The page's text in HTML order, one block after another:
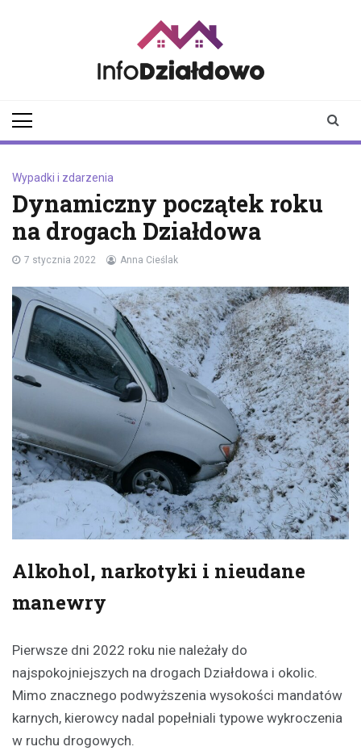
Wypadki i zdarzenia
Dynamiczny początek roku
na drogach Działdowa
7 stycznia 2022 Anna Cieślak
Alkohol, narkotyki i nieudane
manewry
Pierwsze dni 2022 roku nie należały do
najspokojniejszych na drogach Działdowa i okolic.
Mimo znacznego podwyższenia wysokości mandatów
karnych, kierowcy nadal popełniali typowe wykroczenia
w ruchu drogowych.